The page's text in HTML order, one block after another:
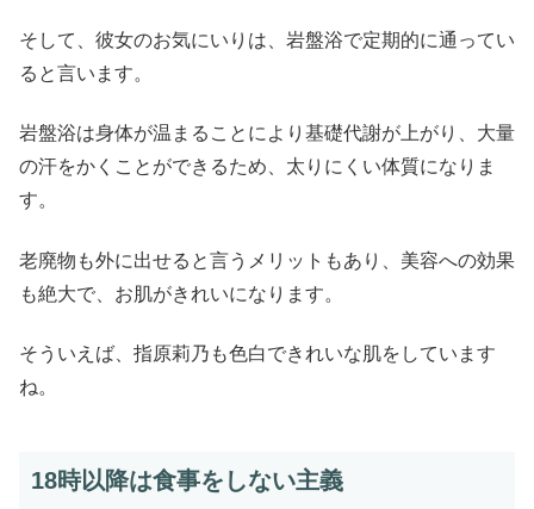
そして、彼女のお気にいりは、岩盤浴で定期的に通ってい
ると言います。
岩盤浴は身体が温まることにより基礎代謝が上がり、大量
の汗をかくことができるため、太りにくい体質になりま
す。
老廃物も外に出せると言うメリットもあり、美容への効果
も絶大で、お肌がきれいになります。
そういえば、指原莉乃も色白できれいな肌をしています
ね。
18時以降は食事をしない主義